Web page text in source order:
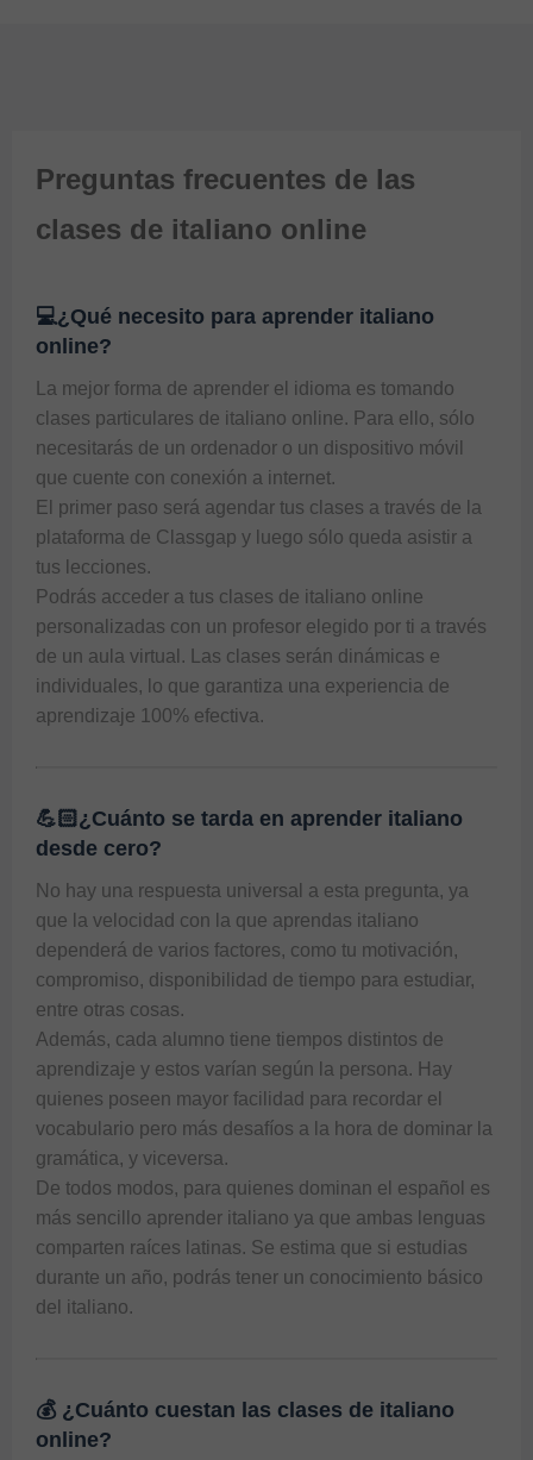
Preguntas frecuentes de las
clases de italiano online
💻¿Qué necesito para aprender italiano
online?
La mejor forma de aprender el idioma es tomando
clases particulares de italiano online. Para ello, sólo
necesitarás de un ordenador o un dispositivo móvil
que cuente con conexión a internet.
El primer paso será agendar tus clases a través de la
plataforma de Classgap y luego sólo queda asistir a
tus lecciones.
Podrás acceder a tus clases de italiano online
personalizadas con un profesor elegido por ti a través
de un aula virtual. Las clases serán dinámicas e
individuales, lo que garantiza una experiencia de
aprendizaje 100% efectiva.
💪🏻¿Cuánto se tarda en aprender italiano
desde cero?
No hay una respuesta universal a esta pregunta, ya
que la velocidad con la que aprendas italiano
dependerá de varios factores, como tu motivación,
compromiso, disponibilidad de tiempo para estudiar,
entre otras cosas.
Además, cada alumno tiene tiempos distintos de
aprendizaje y estos varían según la persona. Hay
quienes poseen mayor facilidad para recordar el
vocabulario pero más desafíos a la hora de dominar la
gramática, y viceversa.
De todos modos, para quienes dominan el español es
más sencillo aprender italiano ya que ambas lenguas
comparten raíces latinas. Se estima que si estudias
durante un año, podrás tener un conocimiento básico
💰 ¿Cuánto cuestan las clases de italiano
online?